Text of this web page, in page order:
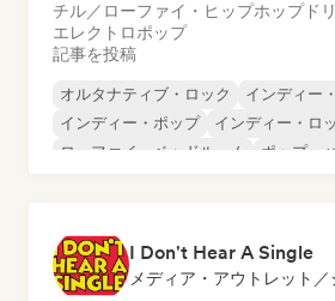
チル／ローファイ・ヒップホップド
エレクトロポップ
記事を投稿
オルタナティブ・ロック
インディー
インディー・ポップ
インディー・ロ
ローファイ・ベッドルーム
ポップ・
I Don't Hear A Single
メディア・アウトレット